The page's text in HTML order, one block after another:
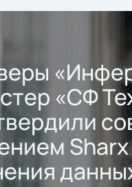
«СФ